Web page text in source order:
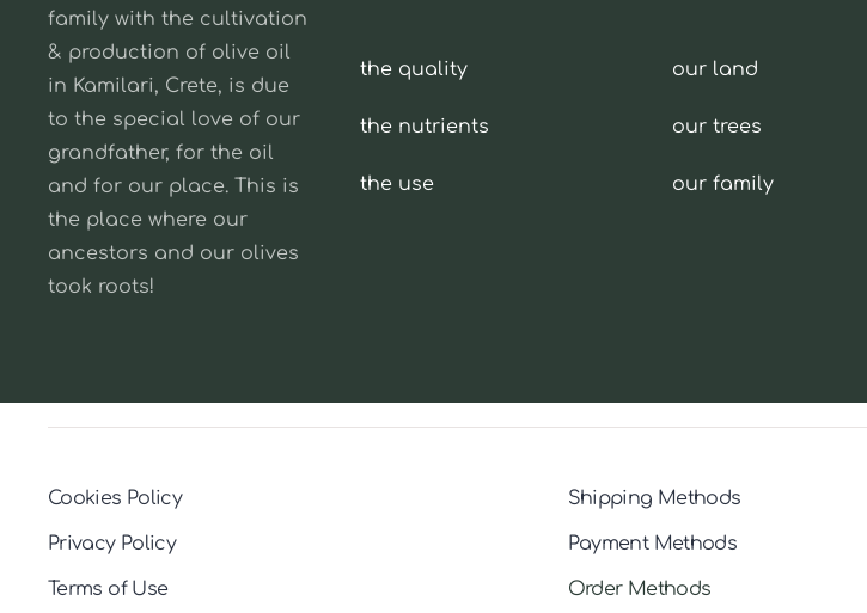
family with the cultivation
& production of olive oil
in Kamilari, Crete, is due
to the special love of our
grandfather, for the oil
and for our place. This is
the place where our
ancestors and our olives
took roots!
the quality
the nutrients
the use
our land
our trees
our family
Cookies Policy
Privacy Policy
Terms of Use
Shipping Methods
Payment Methods
Order Methods